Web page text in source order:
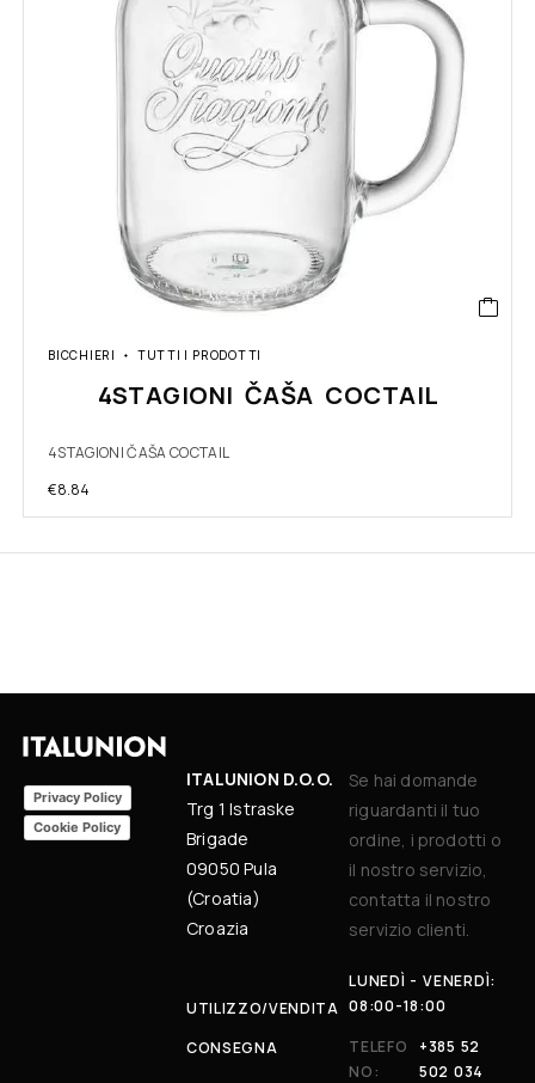
BICCHIERI TUTTI I PRODOTTI
4STAGIONI ČAŠA COCTAIL
4STAGIONI ČAŠA COCTAIL
€8.84
Privacy Policy
Cookie Policy
ITALUNION D.O.O.
Trg 1 Istraske
Brigade
09050 Pula
(Croatia)
Croazia
UTILIZZO/VENDITA
CONSEGNA
Se hai domande
riguardanti il tuo
ordine, i prodotti o
il nostro servizio,
contatta il nostro
servizio clienti.
LUNEDÌ - VENERDÌ:
08:00-18:00
TELEFO
NO:
+385 52
502 034